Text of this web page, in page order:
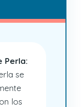
Perla:
se
los